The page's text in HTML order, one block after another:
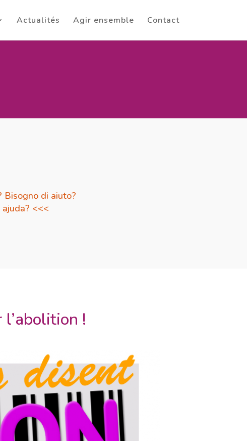
Actualités Agir ensemble Contact
Bisogno di aiuto?
<<<
!